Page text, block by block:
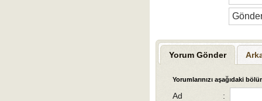
Yorum Gönder
Yorumlarınızı aşağıdaki
Ad :